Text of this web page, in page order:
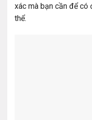
xác mà bạn cần để có
thể.